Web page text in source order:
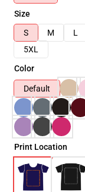
Size
S
M L
5XL
Color
Default
Print Location